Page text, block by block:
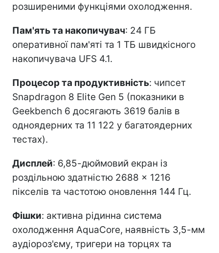
розширеними функціями охолодження.
Пам'ять та накопичувач: 24 ГБ
оперативної пам'яті та 1 ТБ швидкісного
накопичувача UFS 4.1.
Процесор та продуктивність: чипсет
Snapdragon 8 Elite Gen 5 (показники в
Geekbench 6 досягають 3619 балів в
одноядерних та 11 122 у багатоядерних
тестах).
Дисплей: 6,85-дюймовий екран із
роздільною здатністю 2688 × 1216
пікселів та частотою оновлення 144 Гц.
Фішки: активна рідинна система
охолодження AquaCore, наявність 3,5-мм
аудіороз'єму, тригери на торцях та